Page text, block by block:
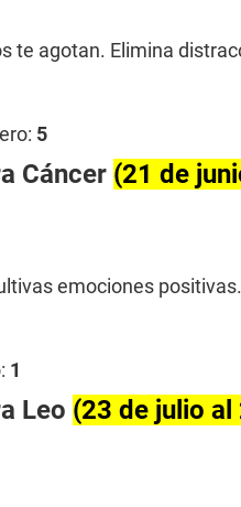
te agotan. Elimina
5
Cáncer (21 de
emociones
1
Leo (23 de julio